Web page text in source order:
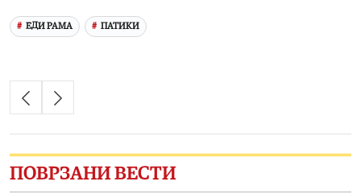
ЕДИ РАМА ПАТИКИ
ПОВРЗАНИ ВЕСТИ